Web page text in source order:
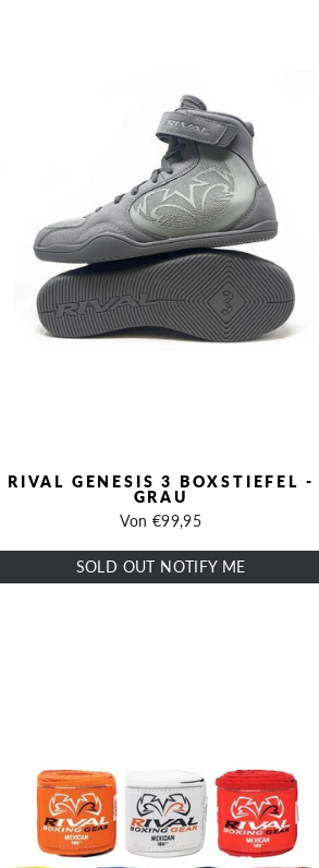
RIVAL GENESIS 3 BOXSTIEFEL -
GRAU
Von €99,95
SOLD OUT NOTIFY ME